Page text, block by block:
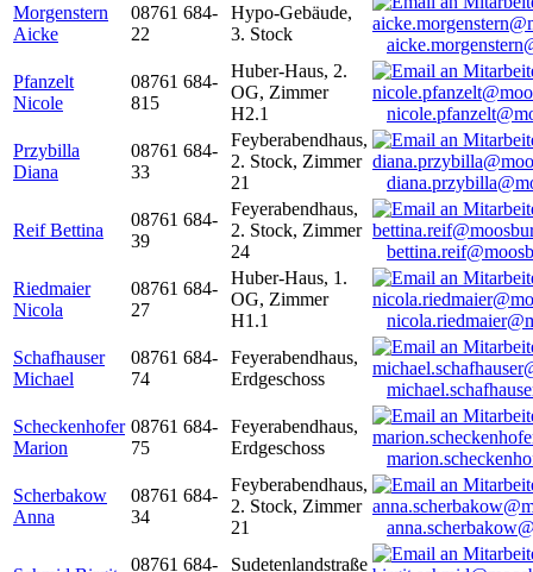
Morgenstern
Aicke
08761 684-
22
Hypo-Gebäude,
3. Stock
Pfanzelt
Nicole
08761 684-
815
Huber-Haus, 2.
OG, Zimmer
H2.1
Przybilla
Diana
08761 684-
33
Feyberabendhaus,
2. Stock, Zimmer
21
Reif Bettina
08761 684-
39
Feyerabendhaus,
2. Stock, Zimmer
24
Riedmaier
Nicola
08761 684-
27
Huber-Haus, 1.
OG, Zimmer
H1.1
Schafhauser
Michael
08761 684-
74
Feyerabendhaus,
Erdgeschoss
Scheckenhofer
Marion
08761 684-
75
Feyerabendhaus,
Erdgeschoss
Scherbakow
Anna
08761 684-
34
Feyberabendhaus,
2. Stock, Zimmer
21
08761 684-
Sudetenlandstraße